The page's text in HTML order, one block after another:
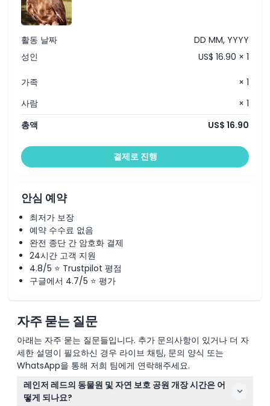
활동 날짜
DD MM, YYYY
성인
US$ 16.90 × 1
가족
× 1
사람
× 1
총액
US$ 16.90
결제로 진행
안심 예약
최저가 보장
예약 수수료 없음
완전 종단 간 암호화 결제
24시간 고객 지원
4.8/5 ⭐ Trustpilot 평점
구글에서 4.7/5 ⭐ 평가
자주 묻는 질문
아래는 자주 묻는 질문들입니다. 추가 문의사항이 있거나 더 자
세한 설명이 필요하신 경우 라이브 채팅, 문의 양식 또는
WhatsApp을 통해 저희 팀에게 연락해주세요.
레인저 레드의 동물원 및 자연 보호 공원 개장 시간은 어
떻게 되나요?